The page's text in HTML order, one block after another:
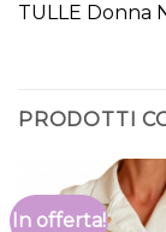
TULLE Donna
PRODOTTI
In offerta!